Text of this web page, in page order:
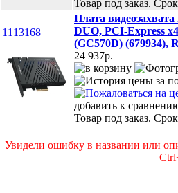
Товар под заказ.
1113168
Плата
DUO, PCI-Express
(GC570D) (679934),
24 937p.
добавить к
Товар под заказ.
Увидели ошибку в названии или